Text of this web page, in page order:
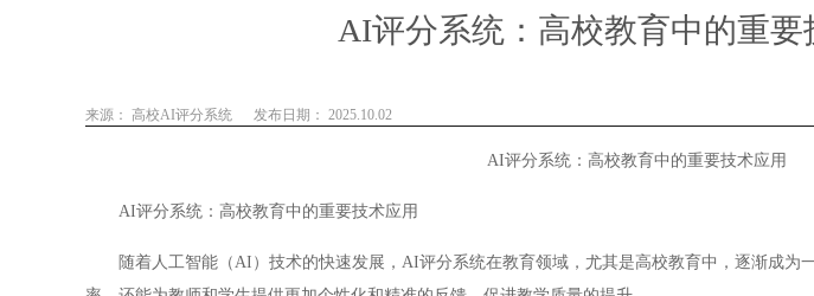
AI评分系统：高校教育中的重要
来源： 高校AI评分系统 发布日期： 2025.10.02
AI评分系统：高校教育中的重要技术应用
AI评分系统：高校教育中的重要技术应用
随着人工智能（AI）技术的快速发展，AI评分系统在教育领域，尤其是高校教育中，逐渐成为